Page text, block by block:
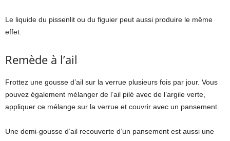
Le liquide du pissenlit ou du figuier peut aussi produire le même
effet.
Remède à l’ail
Frottez une gousse d’ail sur la verrue plusieurs fois par jour. Vous
pouvez également mélanger de l’ail pilé avec de l’argile verte,
appliquer ce mélange sur la verrue et couvrir avec un pansement.
Une demi-gousse d’ail recouverte d’un pansement est aussi une